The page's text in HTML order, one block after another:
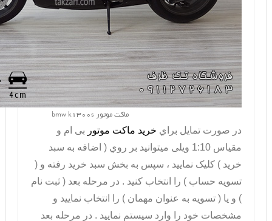
ماکت موتور bmw k1300s
در صورت تمايل براي خريد ماکت موتور بی ام و
مقیاس 1:10 ویلی میتوانيد بر روي ( اضافه به سبد
خريد ) کليک نماييد ، سپس به بخش سبد خريد رفته و (
تسويه حساب ) را انتخاب کنيد . در مرحله بعد ( ثبت نام
) و يا ( تسويه به عنوان مهمان ) را انتخاب نماييد و
مشخصات خود را وارد سيستم نماييد . در مرحله بعد